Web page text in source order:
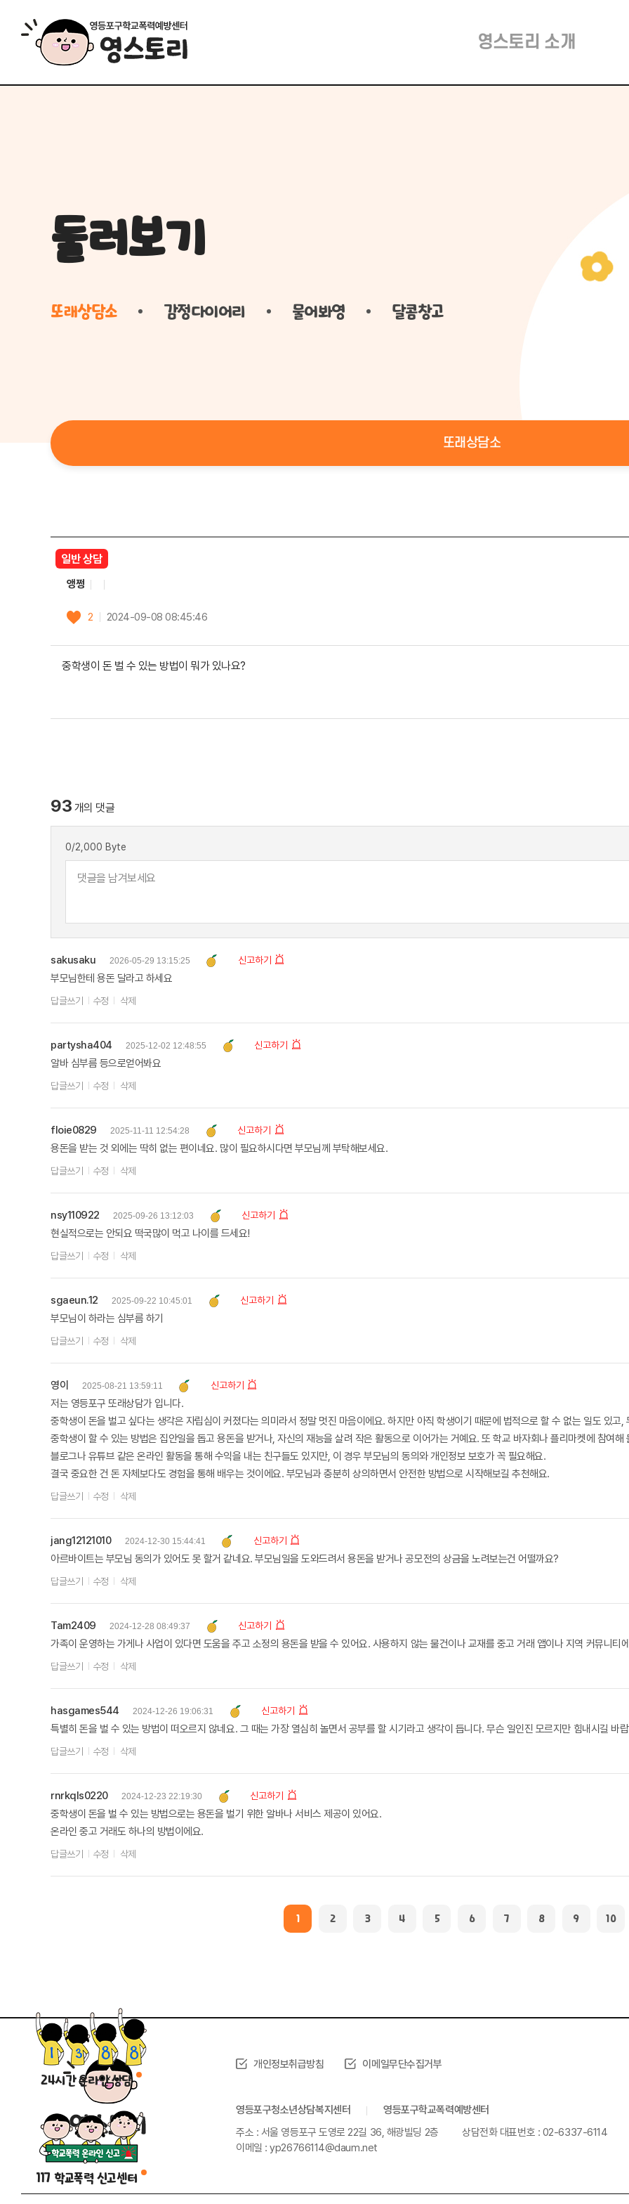
영스토리 소개
둘러보기
또래상담소 감정다이어리 물어봐영 달콤창고
또래상담소
일반 상담
앵쩡
2 2024-09-08 08:45:46
중학생이 돈 벌 수 있는 방법이 뭐가 있나요?
93 개의 댓글
0/2,000 Byte
sakusaku 2026-05-29 13:15:25 신고하기
부모님한테 용돈 달라고 하세요
답글쓰기 수정 삭제
partysha404 2025-12-02 12:48:55 신고하기
알바 심부름 등으로얻어봐요
답글쓰기 수정 삭제
floie0829 2025-11-11 12:54:28 신고하기
용돈을 받는 것 외에는 딱히 없는 편이네요. 많이 필요하시다면 부모님께 부탁해보세요.
답글쓰기 수정 삭제
nsy110922 2025-09-26 13:12:03 신고하기
현실적으로는 안되요 떡국많이 먹고 나이를 드세요!
답글쓰기 수정 삭제
sgaeun.12 2025-09-22 10:45:01 신고하기
부모님이 하라는 심부름 하기
답글쓰기 수정 삭제
영이 2025-08-21 13:59:11 신고하기
저는 영등포구 또래상담가 입니다.
중학생이 돈을 벌고 싶다는 생각은 자립심이 커졌다는 의미라서 정말 멋진 마음이에요. 하지만 아직 학생이기 때문에 법적으로 할 수 없는 일도 있고,
중학생이 할 수 있는 방법은 집안일을 돕고 용돈을 받거나, 자신의 재능을 살려 작은 활동으로 이어가는 거예요. 또 학교 바자회나 플리마켓에 참여
블로그나 유튜브 같은 온라인 활동을 통해 수익을 내는 친구들도 있지만, 이 경우 부모님의 동의와 개인정보 보호가 꼭 필요해요.
결국 중요한 건 돈 자체보다도 경험을 통해 배우는 것이에요. 부모님과 충분히 상의하면서 안전한 방법으로 시작해보길 추천해요.
답글쓰기 수정 삭제
jang12121010 2024-12-30 15:44:41 신고하기
아르바이트는 부모님 동의가 있어도 못 할거 같네요. 부모님일을 도와드려서 용돈을 받거나 공모전의 상금을 노려보는건 어떨까요?
답글쓰기 수정 삭제
Tam2409 2024-12-28 08:49:37 신고하기
가족이 운영하는 가게나 사업이 있다면 도움을 주고 소정의 용돈을 받을 수 있어요. 사용하지 않는 물건이나 교재를 중고 거래 앱이나 지역 커뮤니티
답글쓰기 수정 삭제
hasgames544 2024-12-26 19:06:31 신고하기
특별히 돈을 벌 수 있는 방법이 떠오르지 않네요. 그 때는 가장 열심히 놀면서 공부를 할 시기라고 생각이 듭니다. 무슨 일인진 모르지만 힘내시길 바
답글쓰기 수정 삭제
rnrkqls0220 2024-12-23 22:19:30 신고하기
중학생이 돈을 벌 수 있는 방법으로는 용돈을 벌기 위한 알바나 서비스 제공이 있어요.
온라인 중고 거래도 하나의 방법이에요.
답글쓰기 수정 삭제
1 2 3 4 5 6 7 8 9 10
24시간 온라인 상담
117 학교폭력 신고센터
개인정보취급방침 이메일무단수집거부
영등포구청소년상담복지센터
영등포구학교폭력예방센터
주소 : 서울 영등포구 도영로 22길 36, 해광빌딩 2층
상담전화 대표번호 : 02-6337-6114
이메일 : yp26766114@daum.net